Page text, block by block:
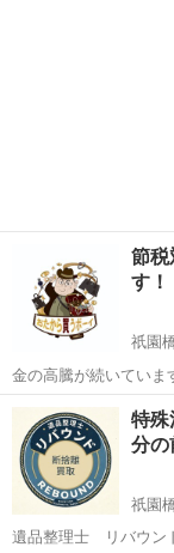
節税
す！
祇園
金の高騰が続いていま
る方にご提案。 500グ
と、翌年の税金が大
るのは『インゴット
熊本 熊本市
特殊
分の
祇園
遺品整理士 リバウン